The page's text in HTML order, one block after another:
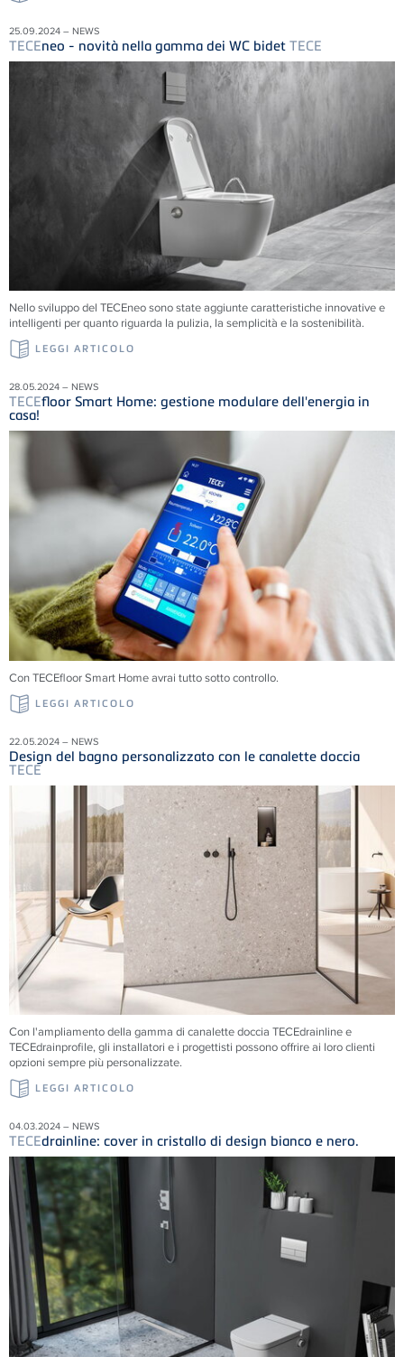
25.09.2024 – NEWS
TECEneo - novità nella gamma dei WC bidet TECE
Nello sviluppo del TECEneo sono state aggiunte caratteristiche innovative e
intelligenti per quanto riguarda la pulizia, la semplicità e la sostenibilità.
LEGGI ARTICOLO
28.05.2024 – NEWS
TECEfloor Smart Home: gestione modulare dell'energia in
casa!
Con TECEfloor Smart Home avrai tutto sotto controllo.
LEGGI ARTICOLO
22.05.2024 – NEWS
Design del bagno personalizzato con le canalette doccia
TECE
Con l'ampliamento della gamma di canalette doccia TECEdrainline e
TECEdrainprofile, gli installatori e i progettisti possono offrire ai loro clienti
opzioni sempre più personalizzate.
LEGGI ARTICOLO
04.03.2024 – NEWS
TECEdrainline: cover in cristallo di design bianco e nero.